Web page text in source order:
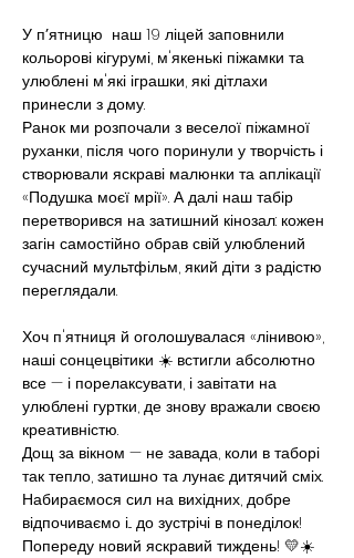
У пʼятницю  наш 19 ліцей заповнили
кольорові кігурумі, м'якенькі піжамки та
улюблені м'які іграшки, які дітлахи
принесли з дому.
Ранок ми розпочали з веселої піжамної
руханки, після чого поринули у творчість і
створювали яскраві малюнки та аплікації
«Подушка моєї мрії». А далі наш табір
перетворився на затишний кінозал: кожен
загін самостійно обрав свій улюблений
сучасний мультфільм, який діти з радістю
переглядали.
Хоч п'ятниця й оголошувалася «лінивою»,
наші сонцецвітики ☀️ встигли абсолютно
все — і порелаксувати, і завітати на
улюблені гуртки, де знову вражали своєю
креативністю.
Дощ за вікном — не завада, коли в таборі
так тепло, затишно та лунає дитячий сміх.
Набираємося сил на вихідних, добре
відпочиваємо і... до зустрічі в понеділок!
Попереду новий яскравий тиждень! 💛☀️